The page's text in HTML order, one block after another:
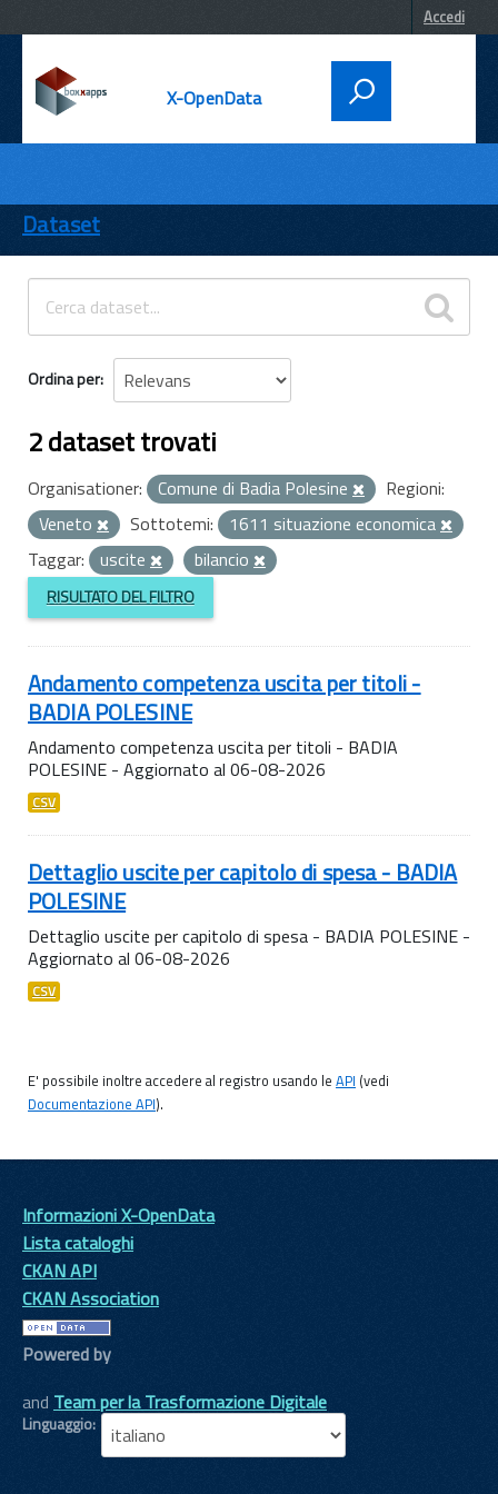
Accedi
X-OpenData
ENTI
TEMI
INFORMAZIONI
Dataset
Ordina per
2 dataset trovati
Organisationer: Comune di Badia Polesine
Regioni:
Veneto
Sottotemi:
1611 situazione economica
Taggar:
uscite bilancio
RISULTATO DEL FILTRO
Andamento competenza uscita per titoli -
BADIA POLESINE
Andamento competenza uscita per titoli - BADIA
POLESINE - Aggiornato al 06-08-2026
CSV
Dettaglio uscite per capitolo di spesa - BADIA
POLESINE
Dettaglio uscite per capitolo di spesa - BADIA POLESINE -
Aggiornato al 06-08-2026
CSV
E' possibile inoltre accedere al registro usando le API (vedi
Documentazione API).
Informazioni X-OpenData
Lista cataloghi
CKAN API
CKAN Association
Powered by
and Team per la Trasformazione Digitale
Linguaggio